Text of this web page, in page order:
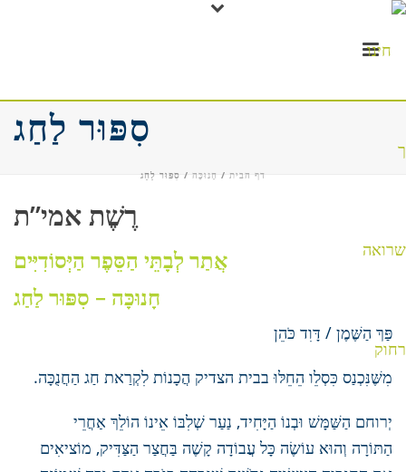
סִפּוּר לַחַג
דף הבית / חָנוּכָּה / סִפּוּר לַחַג
רֶשֶׁת אמי”ת
אֲתַר לְבָתֵּי הַסֵּפֶר הַיְּסוֹדִיִּים
חָנוּכָּה – סִפּוּר לַחַג
פַּךְ הַשֶּׁמֶן / דָּוִד כֹּהֵן
מִשֶּׁנִּכְנַס כִּסְלֵו הֵחֵלּוּ בבית הצדיק הֲכָנוֹת לִקְרַאת חַג הַחֲנֻכָּה.
יְרוחם הַשַּׁמָּשׁ וּבְנוֹ הַיָּחִיד, נַעַר שְׁלִבּוֹ אֵינוֹ הוֹלֵךְ אַחֲרֵי
הַתּוֹרָה וְהוּא עוֹשֶׂה כָּל עֲבוֹדָה קָשֶׁה בַּחֲצַר הַצַּדִּיק, מוֹציאִים